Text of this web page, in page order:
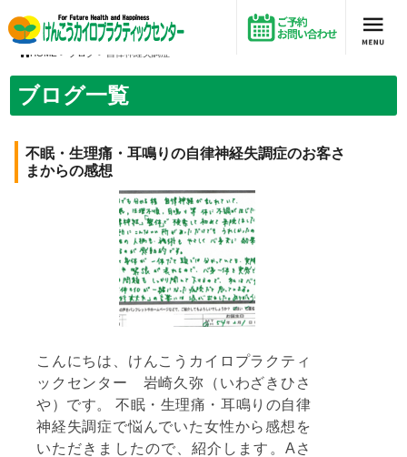
不眠・生理痛・耳鳴りの自律神経失調症のお客さまからの感想
HOME > ブログ > 自律神経失調症
ブログ一覧
不眠・生理痛・耳鳴りの自律神経失調症のお客さ
まからの感想
こんにちは、けんこうカイロプラクティ
ックセンター 岩崎久弥（いわざきひさ
や）です。 不眠・生理痛・耳鳴りの自律
神経失調症で悩んでいた女性から感想を
いただきましたので、紹介します。Aさ